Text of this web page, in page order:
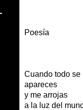
Poesía
Cuando todo se
apareces
y me arrojas
a la luz del